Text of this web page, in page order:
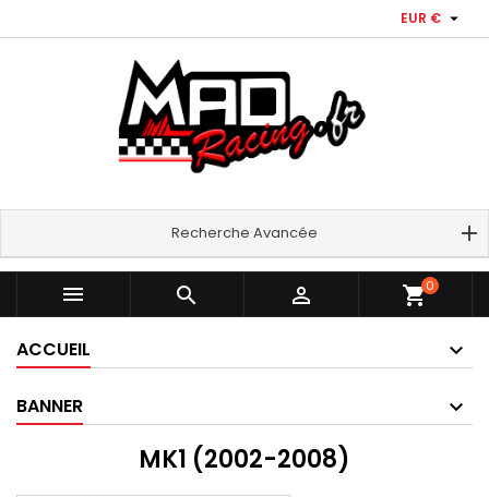
EUR € 
Recherche Avancée
   shopping_cart0
ACCUEIL
BANNER
MK1 (2002-2008)